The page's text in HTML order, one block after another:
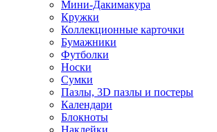
Мини-Дакимакура
Кружки
Коллекционные карточки
Бумажники
Футболки
Носки
Сумки
Пазлы, 3D пазлы и постеры
Календари
Блокноты
Наклейки